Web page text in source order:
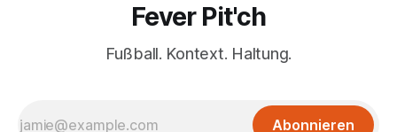
Fever Pit'ch
Fußball. Kontext. Haltung.
Abonnieren